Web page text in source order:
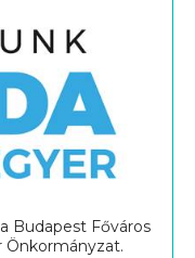
Budapest Főváros
Önkormányzat.